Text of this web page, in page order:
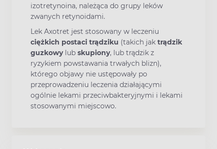
izotretynoina, należąca do grupy leków
zwanych retynoidami.
Lek Axotret jest stosowany w leczeniu
ciężkich postaci trądziku (takich jak trądzik
guzkowylub skupiony, lub trądzik z
ryzykiem powstawania trwałych blizn),
którego objawy nie ustępowały po
przeprowadzeniu leczenia działającymi
ogólnie lekami przeciwbakteryjnymi i lekami
stosowanymi miejscowo.